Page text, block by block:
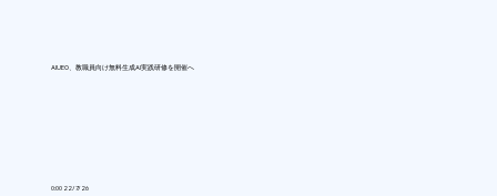
AIUEO、教職員向け無料生成AI実践研修を開催へ
0:00 22/7/26